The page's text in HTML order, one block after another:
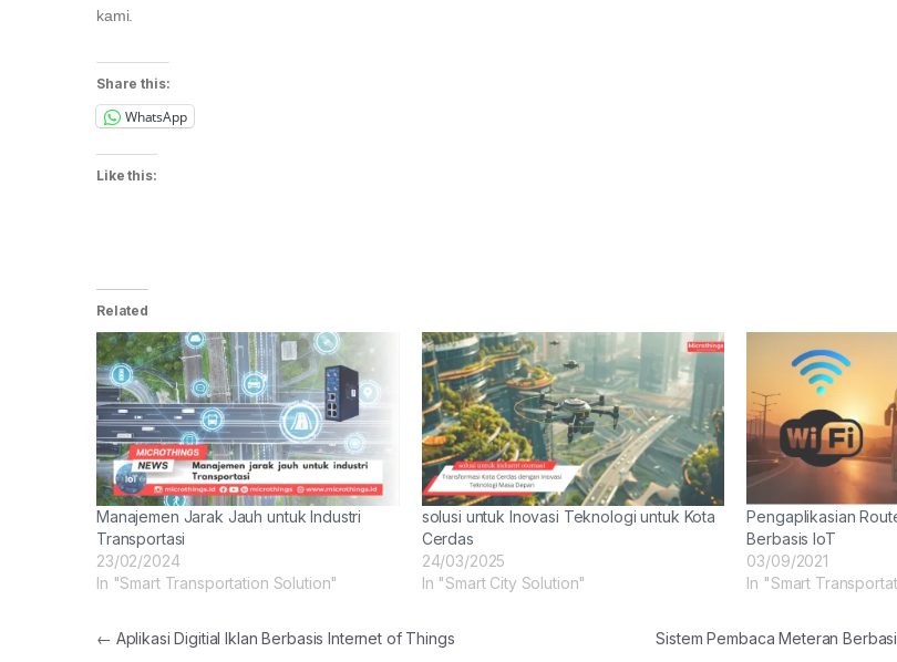
kami.
Share this:
WhatsApp
Like this:
Related
Manajemen Jarak Jauh untuk Industri
Transportasi
23/02/2024
In "Smart Transportation Solution"
solusi untuk Inovasi Teknologi untuk Kota
Cerdas
24/03/2025
In "Smart City Solution"
Pengaplikasian
Berbasis IoT
03/09/2021
In "Smart
Post navigation
← Aplikasi Digitial Iklan Berbasis Internet of Things Sistem Pembaca Meteran